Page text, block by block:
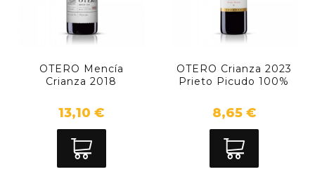
OTERO Mencía
Crianza 2018
13,10 €
OTERO Crianza 2023
Prieto Picudo 100%
8,65 €